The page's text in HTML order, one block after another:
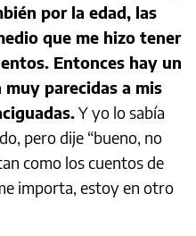
por la edad, las
que me hizo tener
Entonces hay un
parecidas a mis
Y yo lo sabía
pero dije “bueno, no
como los cuentos de
importa, estoy en otro